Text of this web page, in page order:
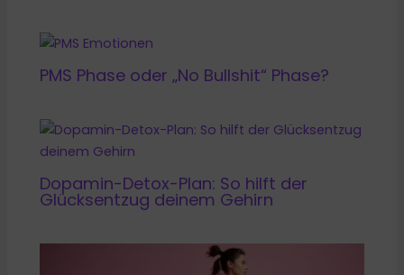
PMS Phase oder „No Bullshit“ Phase?
Dopamin-Detox-Plan: So hilft der
Glücksentzug deinem Gehirn